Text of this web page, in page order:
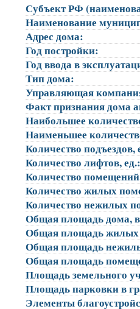
Субъект РФ
Наименование
Адрес дома:
Год постройки:
Год ввода в
Тип дома:
Управляющая
Факт признания дома
Наибольшее
Наименьшее
Количество подъездов,
Количество лифтов, ед.:
Количество
Количество жилых
Количество нежилых
Общая площадь дома,
Общая площадь
Общая площадь
Общая площадь
Площадь земельного
Площадь парковки в
Элементы